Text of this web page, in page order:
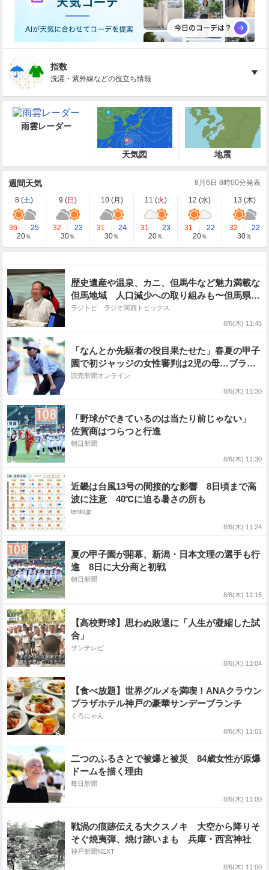
指数
洗濯・紫外線などの役立ち情報
雨雲レーダー
天気図 地震
週間天気 8月6日 8時00分発表
8 (土) 9 (日 ) 10 (月 ) 11 (火) 12 (水) 13 (木)
36
25
20％
32
23
30％
31
24
30％
31
23
20％
31
22
20％
32
22
30％
歴史遺産や温泉、カニ、但馬牛など魅力満載な
但馬地域 人口減少への取り組みも〜但馬県民
局長
ラジトピ ラジオ関西トピックス
8/6(木) 11:45
「なんとか先駆者の役目果たせた」春夏の甲子
園で初ジャッジの女性審判は2児の母…ブラン
ク10年経て
読売新聞オンライン
8/6(木) 11:30
「野球ができているのは当たり前じゃない」
佐賀商はつらつと行進
朝日新聞
8/6(木) 11:30
近畿は台風13号の間接的な影響 8日頃まで高
波に注意 40℃に迫る暑さの所も
tenki.jp
8/6(木) 11:24
夏の甲子園が開幕、新潟・日本文理の選手も行
進 8日に大分商と初戦
朝日新聞
8/6(木) 11:15
【高校野球】思わぬ敗退に「人生が凝縮した試
合」
サンテレビ
8/6(木) 11:04
【食べ放題】世界グルメを満喫！ANAクラウン
プラザホテル神戸の豪華サンデーブランチ
くろにゃん
8/6(木) 11:01
二つのふるさとで被爆と被災 84歳女性が原爆
ドームを描く理由
毎日新聞
8/6(木) 11:00
戦渦の痕跡伝える大クスノキ 大空から降りそ
そぐ焼夷弾、焼け跡いまも 兵庫・西宮神社
神戸新聞NEXT
8/6(木) 11:00